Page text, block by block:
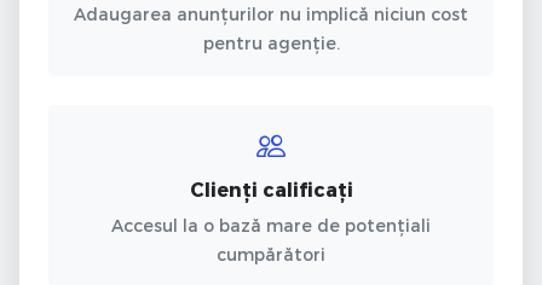
Adaugarea anunțurilor nu implică niciun cost
pentru agenție.
Clienți calificați
Accesul la o bază mare de potențiali
cumpărători